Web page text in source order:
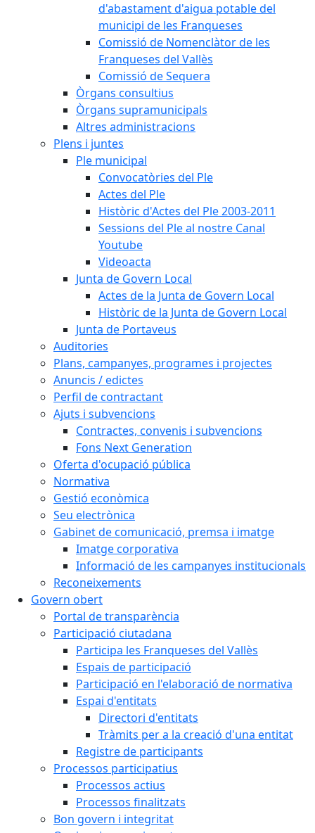
d'abastament d'aigua potable del
municipi de les Franqueses
Comissió de Nomenclàtor de les
Franqueses del Vallès
Comissió de Sequera
Òrgans consultius
Òrgans supramunicipals
Altres administracions
Plens i juntes
Ple municipal
Convocatòries del Ple
Actes del Ple
Històric d'Actes del Ple 2003-2011
Sessions del Ple al nostre Canal
Youtube
Videoacta
Junta de Govern Local
Actes de la Junta de Govern Local
Històric de la Junta de Govern Local
Junta de Portaveus
Auditories
Plans, campanyes, programes i projectes
Anuncis / edictes
Perfil de contractant
Ajuts i subvencions
Contractes, convenis i subvencions
Fons Next Generation
Oferta d'ocupació pública
Normativa
Gestió econòmica
Seu electrònica
Gabinet de comunicació, premsa i imatge
Imatge corporativa
Informació de les campanyes institucionals
Reconeixements
Govern obert
Portal de transparència
Participació ciutadana
Participa les Franqueses del Vallès
Espais de participació
Participació en l'elaboració de normativa
Espai d'entitats
Directori d'entitats
Tràmits per a la creació d'una entitat
Registre de participants
Processos participatius
Processos actius
Processos finalitzats
Bon govern i integritat